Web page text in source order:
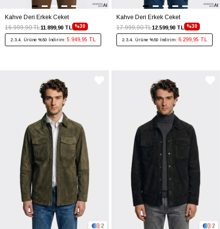
Kahve Deri Erkek Ceket
%30
11.899,90 TL
16.999,90 TL
2.3.4. Ürüne %50 İndirim: 5.949,95 TL
Kahve Deri Erkek Ceket
%30
12.599,90 TL
17.999,90 TL
2.3.4. Ürüne %50 İndirim: 6.299,95 TL
2 2